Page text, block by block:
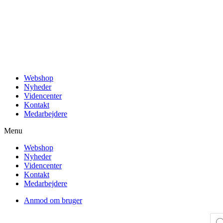
Webshop
Nyheder
Videncenter
Kontakt
Medarbejdere
Menu
Webshop
Nyheder
Videncenter
Kontakt
Medarbejdere
Anmod om bruger